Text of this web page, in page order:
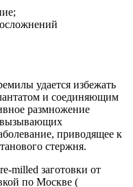
удается избежать
и соединяющим
размножение
вызывающих
приводящее к
стержня.
milled заготовки от
по Москве (